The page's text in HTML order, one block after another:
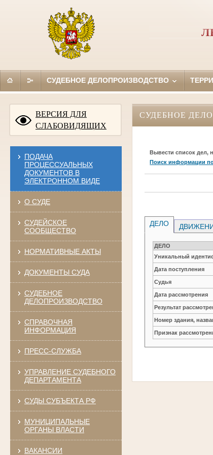
СУДЕБНОЕ ДЕЛОПРОИЗВОДСТВО
ВЕРСИЯ ДЛЯ
СЛАБОВИДЯЩИХ
ПОДАЧА
ПРОЦЕССУАЛЬНЫХ
ДОКУМЕНТОВ В
ЭЛЕКТРОННОМ ВИДЕ
О СУДЕ
СУДЕЙСКОЕ
СООБЩЕСТВО
НОРМАТИВНЫЕ АКТЫ
ДОКУМЕНТЫ СУДА
СУДЕБНОЕ
ДЕЛОПРОИЗВОДСТВО
СПРАВОЧНАЯ
ИНФОРМАЦИЯ
ПРЕСС-СЛУЖБА
УПРАВЛЕНИЕ СУДЕБНОГО
ДЕПАРТАМЕНТА
СУДЫ СУБЪЕКТА РФ
МУНИЦИПАЛЬНЫЕ
ОРГАНЫ ВЛАСТИ
ВАКАНСИИ
СУДЕБНОЕ
Вывести список дел,
Поиск информации
ДЕЛО
ДЕЛО
Уникальный
Дата поступления
Судья
Дата рассмотрения
Результат
Номер здания,
Признак